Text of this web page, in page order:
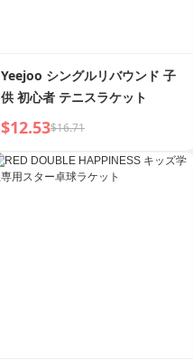
Yeejoo シングルリバウンド 子
供 初心者 テニスラケット
$12.53$16.71